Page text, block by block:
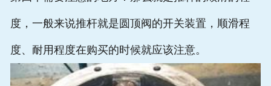
度，一般来说推杆就是圆顶阀的开关装置，顺滑程
度、耐用程度在购买的时候就应该注意。